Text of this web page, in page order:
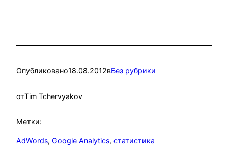
Опубликовано18.08.2012вБез рубрики
отTim Tchervyakov
Метки:
AdWords, Google Analytics, статистика